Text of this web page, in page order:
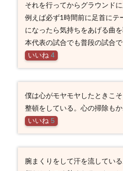
それを行ってからグラウンド
例えば必ず1時間前に足首にテ
になったら気持ちをあげる曲
本代表の試合でも普段の試合
いいね 4
僕は心がモヤモヤしたときこ
整頓をしている。心の掃除も
いいね 5
腕まくりをして汗を流してい